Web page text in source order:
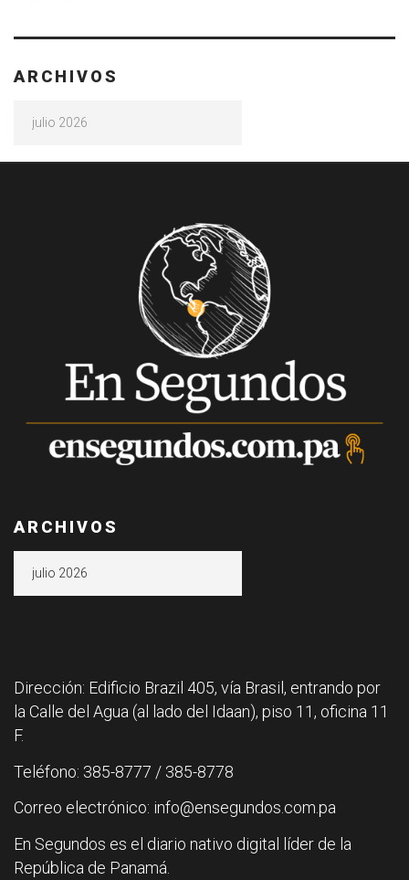
ARCHIVOS
ARCHIVOS
Dirección: Edificio Brazil 405, vía Brasil, entrando por
la Calle del Agua (al lado del Idaan), piso 11, oficina 11
F.
Teléfono: 385-8777 / 385-8778
Correo electrónico: info@ensegundos.com.pa
En Segundos es el diario nativo digital líder de la
República de Panamá.